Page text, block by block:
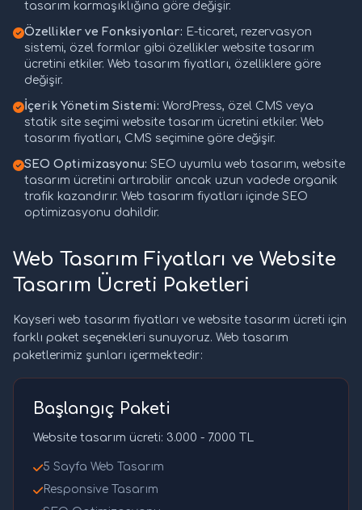
tasarım karmaşıklığına göre değişir.
Özellikler ve Fonksiyonlar: E-ticaret, rezervasyon
sistemi, özel formlar gibi özellikler website tasarım
ücretini etkiler. Web tasarım fiyatları, özelliklere göre
değişir.
İçerik Yönetim Sistemi: WordPress, özel CMS veya
statik site seçimi website tasarım ücretini etkiler. Web
tasarım fiyatları, CMS seçimine göre değişir.
SEO Optimizasyonu: SEO uyumlu web tasarım, website
tasarım ücretini artırabilir ancak uzun vadede organik
trafik kazandırır. Web tasarım fiyatları içinde SEO
optimizasyonu dahildir.
Web Tasarım Fiyatları ve Website
Tasarım Ücreti Paketleri
Kayseri web tasarım fiyatları ve website tasarım ücreti için
farklı paket seçenekleri sunuyoruz. Web tasarım
paketlerimiz şunları içermektedir:
Başlangıç Paketi
Website tasarım ücreti: 3.000 - 7.000 TL
5 Sayfa Web Tasarım
Responsive Tasarım